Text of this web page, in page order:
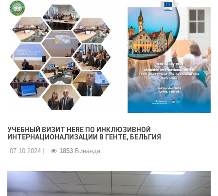
УЧЕБНЫЙ ВИЗИТ HERE ПО ИНКЛЮЗИВНОЙ
ИНТЕРНАЦИОНАЛИЗАЦИИ В ГЕНТЕ, БЕЛЬГИЯ
07.10.2024 1853 Бинанда